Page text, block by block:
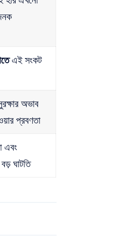
এই সংকট
অভাব
প্রবণতা
এবং
ঘাটতি